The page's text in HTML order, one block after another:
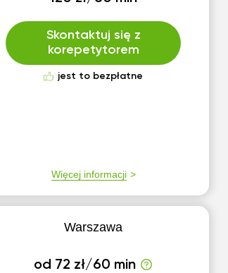
Skontaktuj się z
korepetytorem
jest to bezpłatne
Więcej informacji
Warszawa
od 72 zł/60 min